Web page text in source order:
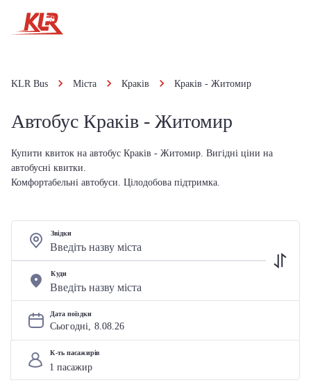
KLR Bus Міста Краків Краків - Житомир
Автобус Краків - Житомир
Купити квиток на автобус Краків - Житомир. Вигідні ціни на
автобусні квитки.
Комфортабельні автобуси. Цілодобова підтримка.
Звідки
Куди
Дата поїздки
Сьогодні, 8.08.26
К-ть пасажирів